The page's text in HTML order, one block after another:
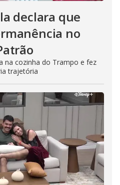
declara que
no
na cozinha do Trampo e fez
trajetória